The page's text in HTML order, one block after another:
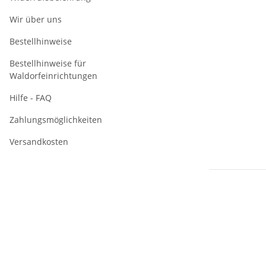
Wir über uns
Bestellhinweise
Bestellhinweise für
Waldorfeinrichtungen
Hilfe - FAQ
Zahlungsmöglichkeiten
Versandkosten